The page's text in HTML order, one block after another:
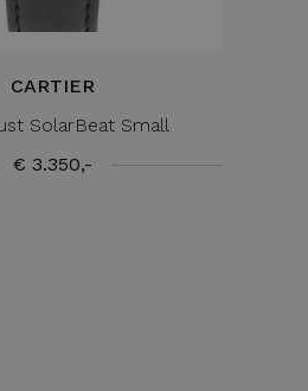
CARTIER
SolarBeat Small
€ 3.350,-